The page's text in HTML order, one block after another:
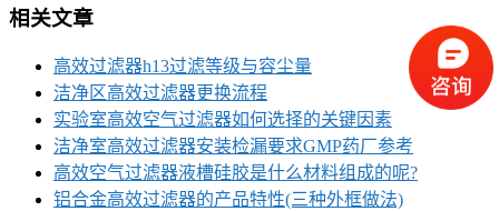
相关文章
高效过滤器h13过滤等级与容尘量
洁净区高效过滤器更换流程
实验室高效空气过滤器如何选择的关键因素
洁净室高效过滤器安装检漏要求GMP药厂参考
高效空气过滤器液槽硅胶是什么材料组成的呢?
铝合金高效过滤器的产品特性(三种外框做法)